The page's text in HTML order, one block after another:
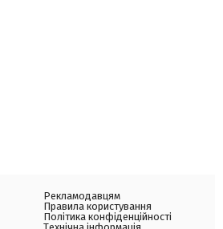
Рекламодавцям
Правила користування
Політика конфіденційності